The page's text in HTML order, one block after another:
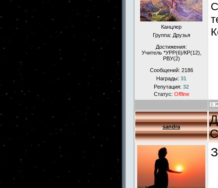
Канцлер
Группа: Друзья
Достижения:
Учитель *УРР(6)/КР(12),
РВУ(2)
Сообщений: 2186
Награды: 31
Репутация: 32
Статус: Offline
sandra